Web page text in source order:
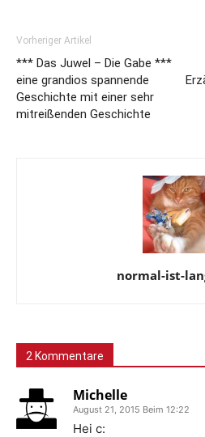
Vorheriger Artikel
*** Das Juwel – Die Gabe ***
eine grandios spannende
Geschichte mit einer sehr
mitreißenden Geschichte
normal-ist-
2 Kommentare
Michelle
August 21, 2015 Beim 12:22
Hei c: